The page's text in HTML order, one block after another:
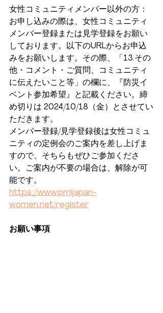
女性コミュニティメンバー以外の方：
お申し込みの際は、女性コミュニティ
メンバー登録または見学登録をお願い
しております。以下のURLからお申込
みをお願いします。その際、「13.その
他・コメント・ご質問、コミュニティ
に伝えたいこと等」の欄に、『防災イ
ベント参加希望』と記載ください。締
め切りは 2024/10/18（金）とさせてい
ただきます。
メンバー登録/見学登録後は女性コミュ
ニティの定例会のご案内を差し上げま
すので、そちらもぜひご参加くださ
い。ご案内が不要の場合は、解除が可
能です。
https://www.pmijapan-
women.net/register
お願い事項